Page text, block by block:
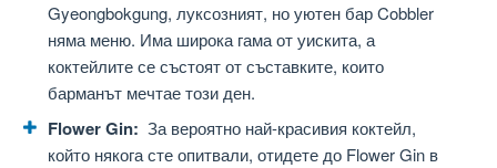
Gyeongbokgung, луксозният, но уютен бар Cobbler
няма меню. Има широка гама от уискита, а
коктейлите се състоят от съставките, които
барманът мечтае този ден.
Flower Gin: За вероятно най-красивия коктейл,
който някога сте опитвали, отидете до Flower Gin в